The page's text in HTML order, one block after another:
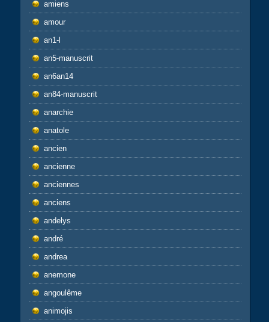
amiens
amour
an1-l
an5-manuscrit
an6an14
an84-manuscrit
anarchie
anatole
ancien
ancienne
anciennes
anciens
andelys
andré
andrea
anemone
angoulême
animojis